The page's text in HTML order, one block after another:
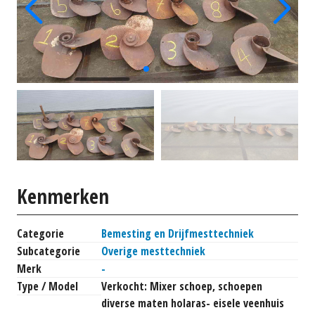
Kenmerken
Categorie
Bemesting en Drijfmesttechniek
Subcategorie
Overige mesttechniek
Merk
-
Type / Model
Verkocht: Mixer schoep, schoepen
diverse maten holaras- eisele veenhuis